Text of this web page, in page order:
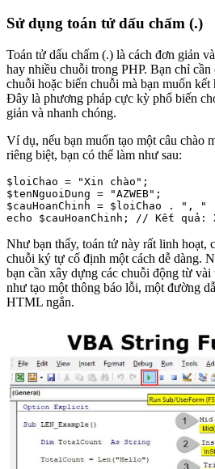
Sử dụng toán tử dấu chấm (.)
Toán tử dấu chấm (.) là cách đơn giản
hay nhiều chuỗi trong PHP. Bạn chỉ cần
chuỗi hoặc biến chuỗi mà bạn muốn
Đây là phương pháp cực kỳ phổ biến
giản và nhanh chóng.
Ví dụ, nếu bạn muốn tạo một câu chào
riêng biệt, bạn có thể làm như sau:
$loiChao = "Xin chào";
$tenNguoiDung = "AZWEB";
$cauHoanChinh = $loiChao . ",
Như bạn thấy, toán tử này rất linh hoạt,
chuỗi ký tự cố định một cách dễ dàng.
bạn cần xây dựng các chuỗi động từ vài
như tạo một thông báo lỗi, một đường
HTML ngắn.